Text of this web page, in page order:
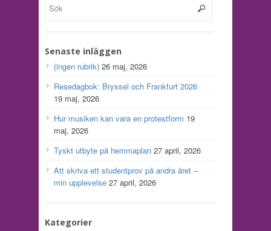
Senaste inläggen
(ingen rubrik) 26 maj, 2026
Resedagbok: Bryssel och Frankfurt 2026
19 maj, 2026
Hur musiken kan vara en protestform 19
maj, 2026
Tyskt utbyte på hemmaplan 27 april, 2026
Att skriva ett studentprov på andra året –
min upplevelse 27 april, 2026
Kategorier